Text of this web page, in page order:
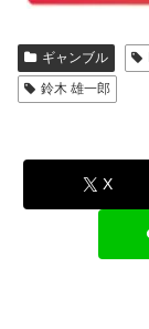
ギャンブル
鈴木 雄一郎
X